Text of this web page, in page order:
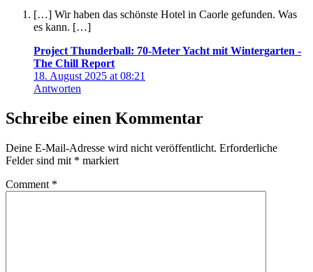
[…] Wir haben das schönste Hotel in Caorle gefunden. Was
es kann. […]
Project Thunderball: 70-Meter Yacht mit Wintergarten -
The Chill Report
18. August 2025 at 08:21
Antworten
Schreibe einen Kommentar
Deine E-Mail-Adresse wird nicht veröffentlicht. Erforderliche
Felder sind mit * markiert
Comment *